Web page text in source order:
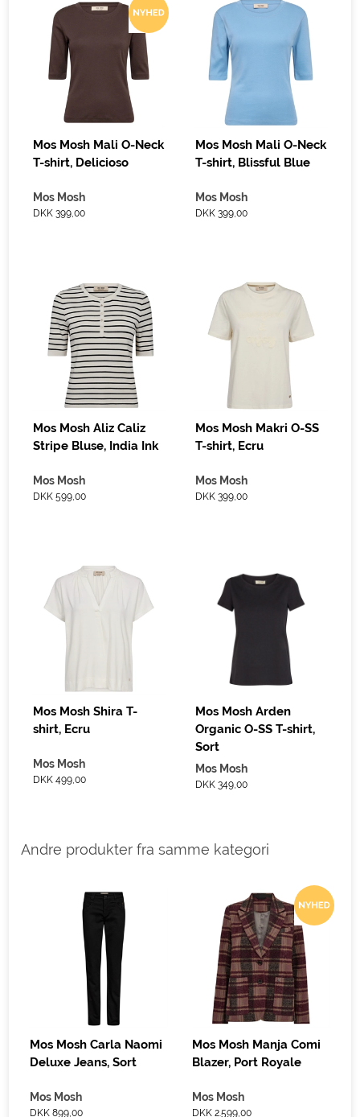
Mos Mosh Mali O-Neck
T-shirt, Delicioso
Mos Mosh
DKK 399,00
Mos Mosh Mali O-Neck
T-shirt, Blissful Blue
Mos Mosh
DKK 399,00
Mos Mosh Aliz Caliz
Stripe Bluse, India Ink
Mos Mosh
DKK 599,00
Mos Mosh Makri O-SS
T-shirt, Ecru
Mos Mosh
DKK 399,00
Mos Mosh Shira T-
shirt, Ecru
Mos Mosh
DKK 499,00
Mos Mosh Arden
Organic O-SS T-shirt,
Sort
Mos Mosh
DKK 349,00
Andre produkter fra samme kategori
Mos Mosh Carla Naomi
Deluxe Jeans, Sort
Mos Mosh
DKK 899,00
Mos Mosh Manja Comi
Blazer, Port Royale
Mos Mosh
DKK 2.599,00